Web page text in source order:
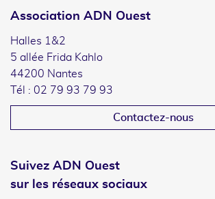
Association ADN Ouest
Halles 1&2
5 allée Frida Kahlo
44200 Nantes
Tél : 02 79 93 79 93
Contactez-nous
Suivez ADN Ouest
sur les réseaux sociaux